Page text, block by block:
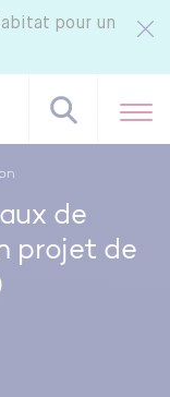
pour un
HQE
?
de
projet de